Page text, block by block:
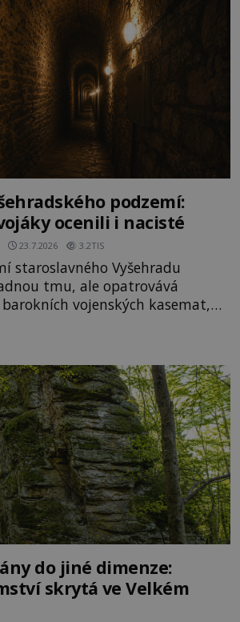
podzemí:
ocenili i nacisté
23.7.2026 3.2TIS
staroslavného Vyšehradu
tmu, ale opatrovává
vojenských kasemat,
a vzácné národní poklady.
skály nad řekou Vltavou
metropole. Místo, ke
nejstarší české mýty, ve svých
střeží monumentální
do jiné dimenze:
skrytá ve Velkém